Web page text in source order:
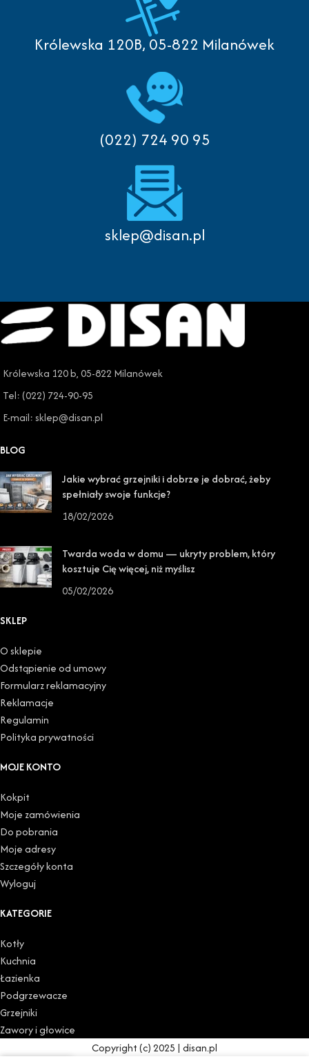
Królewska 120B, 05-822 Milanówek
(022) 724 90 95
sklep@disan.pl
Królewska 120 b, 05-822 Milanówek
Tel: (022) 724-90-95
E-mail: sklep@disan.pl
BLOG
Jakie wybrać grzejniki i dobrze je dobrać, żeby
spełniały swoje funkcje?
18/02/2026
Twarda woda w domu — ukryty problem, który
kosztuje Cię więcej, niż myślisz
05/02/2026
SKLEP
O sklepie
Odstąpienie od umowy
Formularz reklamacyjny
Reklamacje
Regulamin
Polityka prywatności
MOJE KONTO
Kokpit
Moje zamówienia
Do pobrania
Moje adresy
Szczegóły konta
Wyloguj
KATEGORIE
Kotły
Kuchnia
Łazienka
Podgrzewacze
Grzejniki
Zawory i głowice
Copyright (c) 2025 | disan.pl